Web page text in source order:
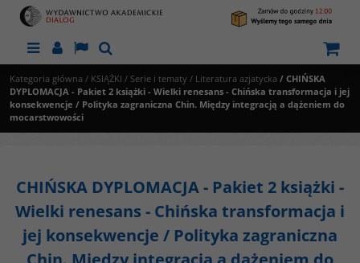
MenuPanelLangSzukaj
Kategoria główna / KSIĄŻKI / Serie i tematy / Literatura azjatycka / CHIŃSKA
DYPLOMACJA - Pakiet 2 książki - Wielki renesans - Chińska transformacja i jej
konsekwencje / Polityka zagraniczna Chin. Między integracją a dążeniem do
mocarstwowości
CHIŃSKA DYPLOMACJA - Pakiet 2 książki -
Wielki renesans - Chińska transformacja i
jej konsekwencje / Polityka zagraniczna